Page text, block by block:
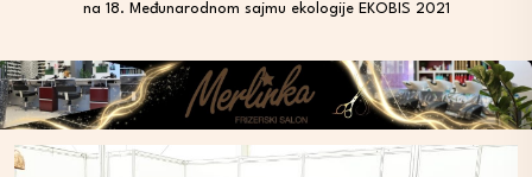
na 18. Međunarodnom sajmu ekologije EKOBIS 2021